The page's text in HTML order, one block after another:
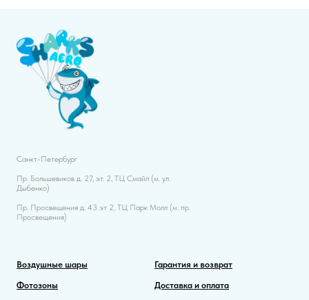
Санкт-Петербург
Пр. Большевиков д. 27, эт. 2, ТЦ Смайл (м. ул.
Дыбенко)
Пр. Просвещения д. 43 эт 2, ТЦ Парк Молл (м. пр.
Просвещения)
Воздушные шары
Фотозоны
Гарантия и возврат
Доставка и оплата